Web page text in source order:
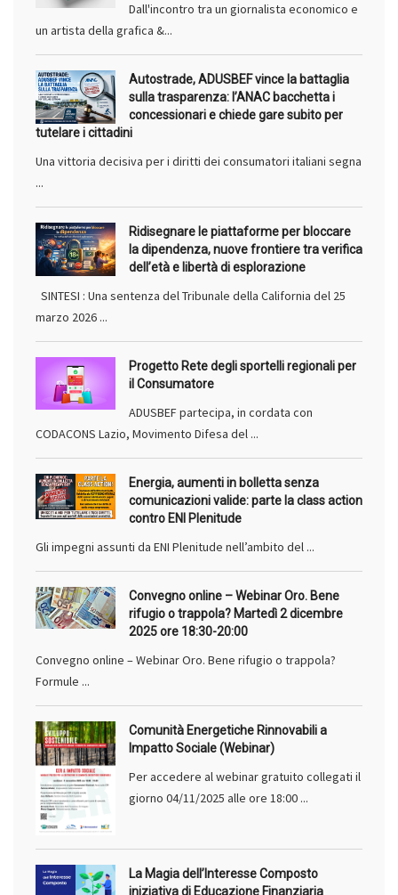
Dall'incontro tra un giornalista economico e
un artista della grafica &...
Autostrade, ADUSBEF vince la battaglia
sulla trasparenza: l’ANAC bacchetta i
concessionari e chiede gare subito per
tutelare i cittadini
Una vittoria decisiva per i diritti dei consumatori italiani segna
...
Ridisegnare le piattaforme per bloccare
la dipendenza, nuove frontiere tra verifica
dell’età e libertà di esplorazione
SINTESI : Una sentenza del Tribunale della California del 25
marzo 2026 ...
Progetto Rete degli sportelli regionali per
il Consumatore
ADUSBEF partecipa, in cordata con
CODACONS Lazio, Movimento Difesa del ...
Energia, aumenti in bolletta senza
comunicazioni valide: parte la class action
contro ENI Plenitude
Gli impegni assunti da ENI Plenitude nell’ambito del ...
Convegno online – Webinar Oro. Bene
rifugio o trappola? Martedì 2 dicembre
2025 ore 18:30-20:00
Convegno online – Webinar Oro. Bene rifugio o trappola?
Formule ...
Comunità Energetiche Rinnovabili a
Impatto Sociale (Webinar)
Per accedere al webinar gratuito collegati il
giorno 04/11/2025 alle ore 18:00 ...
La Magia dell’Interesse Composto
iniziativa di Educazione Finanziaria